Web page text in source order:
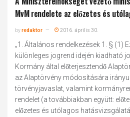
MvM rendelete az előzetes és
byredaktor 2016. április 30.
„1. Általános rendelkezések 1. § (1)
különleges jogrend idején kiadható
Kormány által előterjesztendő
az Alaptörvény módosítására
törvényjavaslat, valamint
rendelet (a továbbiakban együtt:
előzetes és utólagos